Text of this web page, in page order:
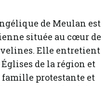
de Meulan est
située au cœur de
Elle entretient
de la région et
protestante et